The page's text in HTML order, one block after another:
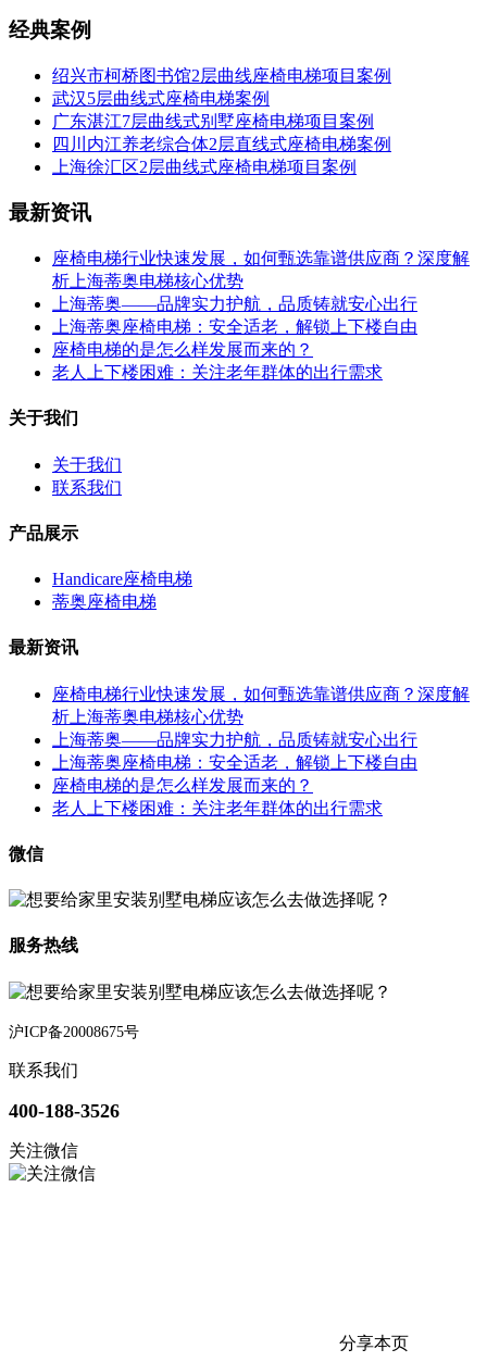
经典案例
绍兴市柯桥图书馆2层曲线座椅电梯项目案例
武汉5层曲线式座椅电梯案例
广东湛江7层曲线式别墅座椅电梯项目案例
四川内江养老综合体2层直线式座椅电梯案例
上海徐汇区2层曲线式座椅电梯项目案例
最新资讯
座椅电梯行业快速发展，如何甄选靠谱供应商？深度解
析上海蒂奥电梯核心优势
上海蒂奥——品牌实力护航，品质铸就安心出行
上海蒂奥座椅电梯：安全适老，解锁上下楼自由
座椅电梯的是怎么样发展而来的？
老人上下楼困难：关注老年群体的出行需求
关于我们
关于我们
联系我们
产品展示
Handicare座椅电梯
蒂奥座椅电梯
最新资讯
座椅电梯行业快速发展，如何甄选靠谱供应商？深度解
析上海蒂奥电梯核心优势
上海蒂奥——品牌实力护航，品质铸就安心出行
上海蒂奥座椅电梯：安全适老，解锁上下楼自由
座椅电梯的是怎么样发展而来的？
老人上下楼困难：关注老年群体的出行需求
微信
服务热线
沪ICP备20008675号
联系我们
400-188-3526
关注微信
分享本页